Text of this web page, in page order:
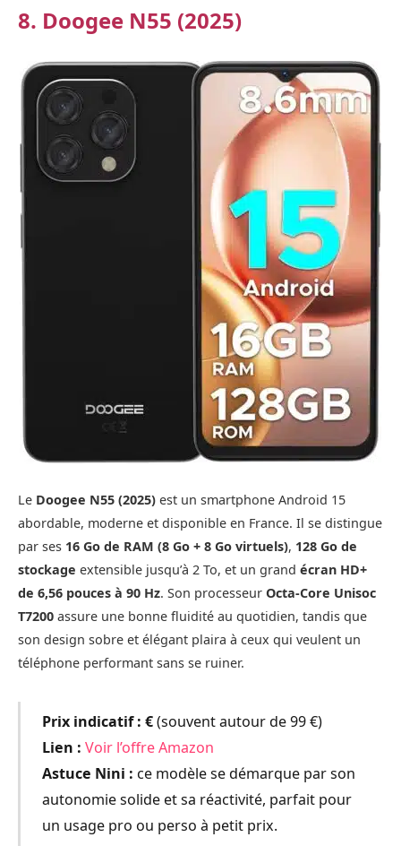
8. Doogee N55 (2025)
Le Doogee N55 (2025) est un smartphone Android 15
abordable, moderne et disponible en France. Il se distingue
par ses 16 Go de RAM (8 Go + 8 Go virtuels), 128 Go de
stockage extensible jusqu’à 2 To, et un grand écran HD+
de 6,56 pouces à 90 Hz. Son processeur Octa-Core Unisoc
T7200 assure une bonne fluidité au quotidien, tandis que
son design sobre et élégant plaira à ceux qui veulent un
téléphone performant sans se ruiner.
Prix indicatif : €(souvent autour de 99 €)
Lien : Voir l’offre Amazon
Astuce Nini : ce modèle se démarque par son
autonomie solide et sa réactivité, parfait pour
un usage pro ou perso à petit prix.